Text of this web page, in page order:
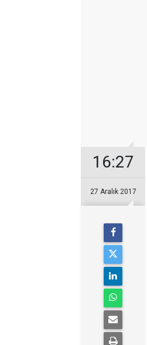
16:27
27 Aralık 2017